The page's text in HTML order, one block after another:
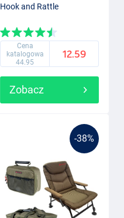
Hook and Rattle
Cena
katalogowa
44.95
12.59
Zobacz
-38%